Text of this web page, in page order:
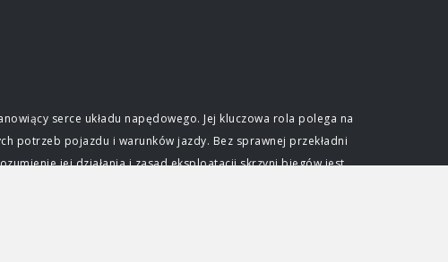
serce układu napędowego. Jej kluczowa rola polega na
potrzeb pojazdu i warunków jazdy. Bez sprawnej przekładni
jej działania i zasad eksploatacji skrzyni biegów jest